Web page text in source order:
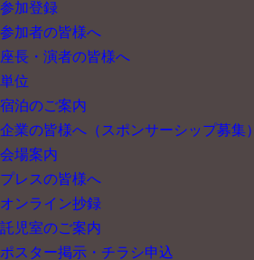
参加登録
参加者の皆様へ
座長・演者の皆様へ
単位
宿泊のご案内
企業の皆様へ （スポンサーシップ募集）
会場案内
プレスの皆様へ
オンライン抄録
託児室のご案内
ポスター掲示・チラシ申込